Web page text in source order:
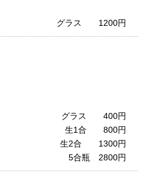
グラス 1200円
グラス 400円
生1合 800円
生2合 1300円
5合瓶 2800円